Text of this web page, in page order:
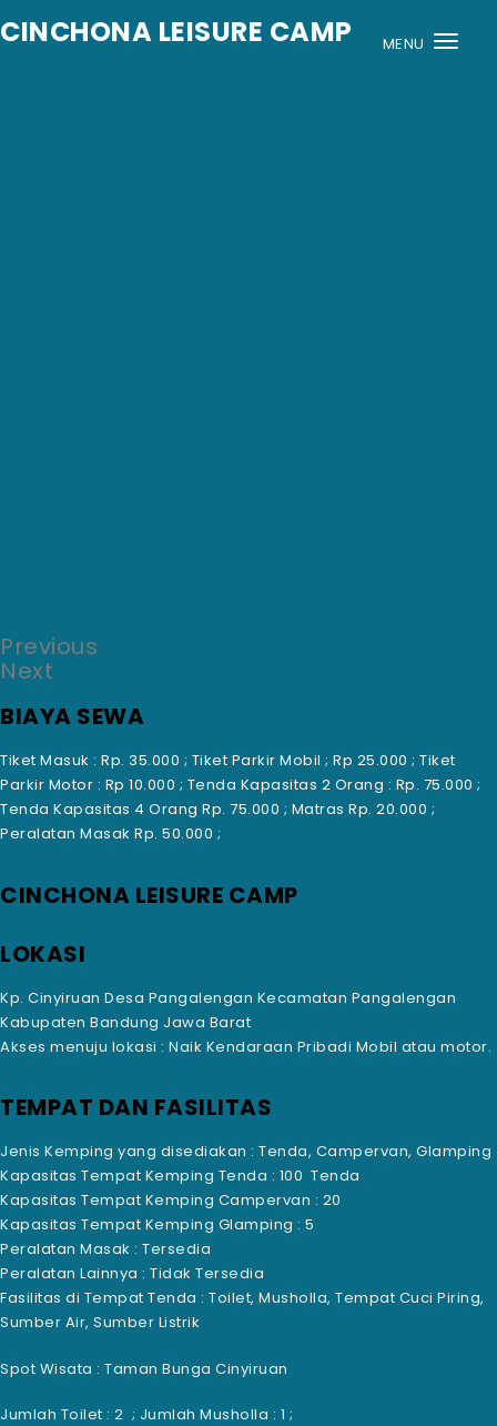
MENU
CINCHONA LEISURE CAMP
Previous
Next
BIAYA SEWA
Tiket Masuk : Rp. 35.000 ; Tiket Parkir Mobil ; Rp 25.000 ; Tiket
Parkir Motor : Rp 10.000 ; Tenda Kapasitas 2 Orang : Rp. 75.000 ;
Tenda Kapasitas 4 Orang Rp. 75.000 ; Matras Rp. 20.000 ;
Peralatan Masak Rp. 50.000 ;
CINCHONA LEISURE CAMP
LOKASI
Kp. Cinyiruan Desa Pangalengan Kecamatan Pangalengan
Kabupaten Bandung Jawa Barat
Akses menuju lokasi : Naik Kendaraan Pribadi Mobil atau motor.
TEMPAT DAN FASILITAS
Jenis Kemping yang disediakan : Tenda, Campervan, Glamping
Kapasitas Tempat Kemping Tenda : 100 Tenda
Kapasitas Tempat Kemping Campervan : 20
Kapasitas Tempat Kemping Glamping : 5
Peralatan Masak : Tersedia
Peralatan Lainnya : Tidak Tersedia
Fasilitas di Tempat Tenda : Toilet, Musholla, Tempat Cuci Piring,
Sumber Air, Sumber Listrik
Spot Wisata : Taman Bunga Cinyiruan
Jumlah Toilet : 2 ; Jumlah Musholla : 1 ;